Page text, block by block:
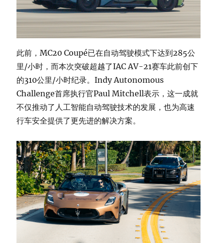
此前，MC20 Coupé已在自动驾驶模式下达到285公
里/小时，而本次突破超越了IAC AV-21赛车此前创下
的310公里/小时纪录。Indy Autonomous
Challenge首席执行官Paul Mitchell表示，这一成就
不仅推动了人工智能自动驾驶技术的发展，也为高速
行车安全提供了更先进的解决方案。